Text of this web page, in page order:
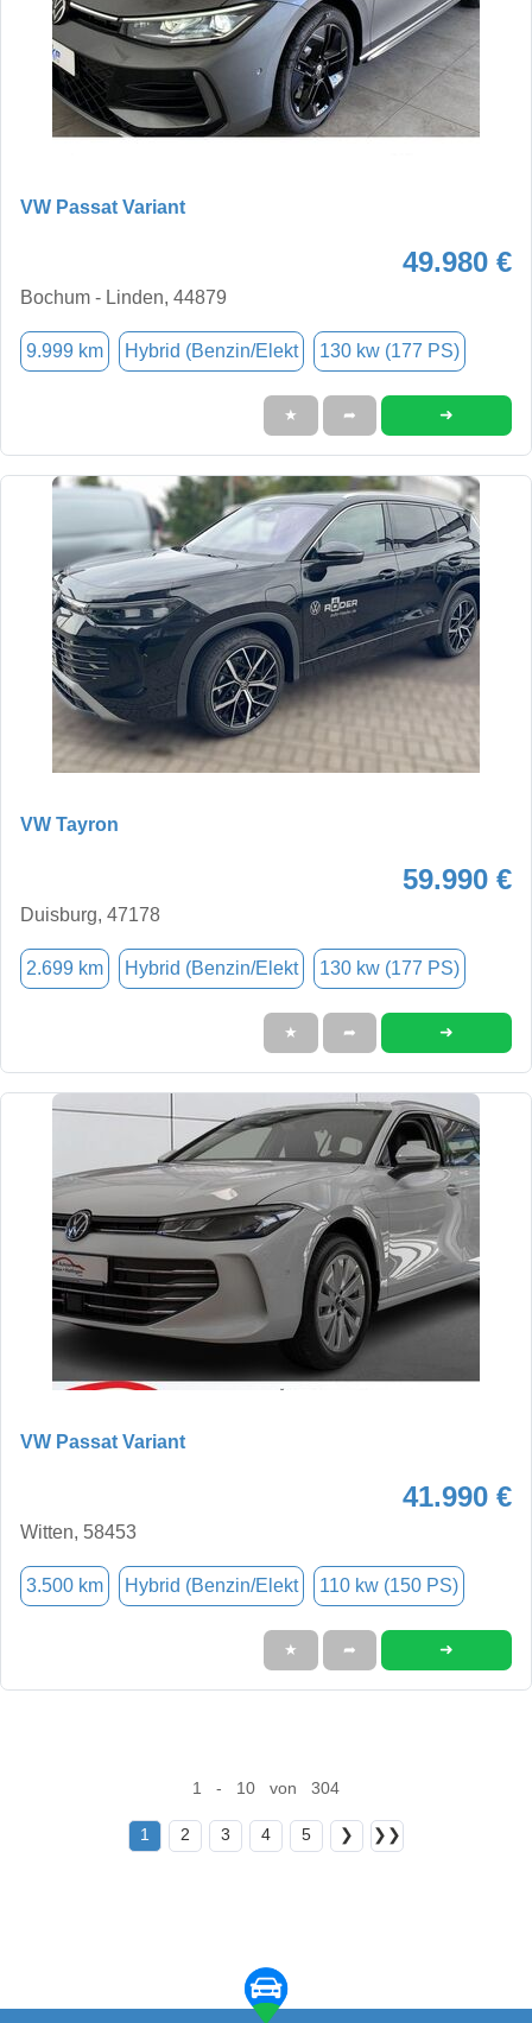
VW Passat Variant
49.980 €
Bochum - Linden, 44879
9.999 km Hybrid (Benzin/Elekt 130 kw (177 PS)
★ ➦ ➜
VW Tayron
59.990 €
Duisburg, 47178
2.699 km Hybrid (Benzin/Elekt 130 kw (177 PS)
★ ➦ ➜
VW Passat Variant
41.990 €
Witten, 58453
3.500 km Hybrid (Benzin/Elekt 110 kw (150 PS)
★ ➦ ➜
1 - 10 von 304
1 2 3 4 5 ❯ ❯❯